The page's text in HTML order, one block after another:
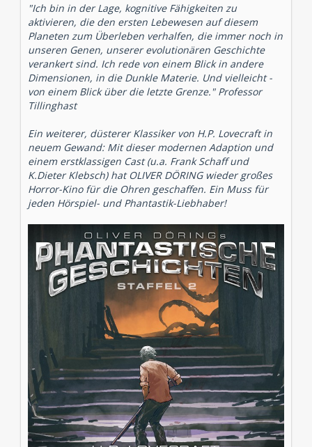
"Ich bin in der Lage, kognitive Fähigkeiten zu
aktivieren, die den ersten Lebewesen auf diesem
Planeten zum Überleben verhalfen, die immer noch in
unseren Genen, unserer evolutionären Geschichte
verankert sind. Ich rede von einem Blick in andere
Dimensionen, in die Dunkle Materie. Und vielleicht -
von einem Blick über die letzte Grenze." Professor
Tillinghast
Ein weiterer, düsterer Klassiker von H.P. Lovecraft in
neuem Gewand: Mit dieser modernen Adaption und
einem erstklassigen Cast (u.a. Frank Schaff und
K.Dieter Klebsch) hat OLIVER DÖRING wieder großes
Horror-Kino für die Ohren geschaffen. Ein Muss für
jeden Hörspiel- und Phantastik-Liebhaber!